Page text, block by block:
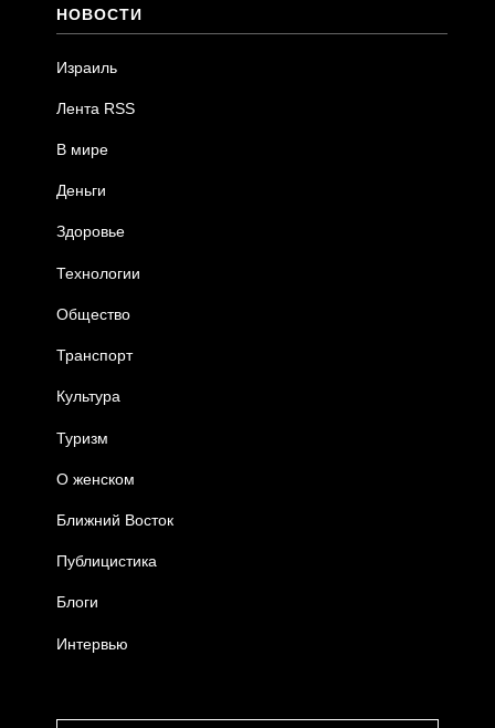
НОВОСТИ
Израиль
Лента RSS
В мире
Деньги
Здоровье
Технологии
Общество
Транспорт
Культура
Туризм
О женском
Ближний Восток
Публицистика
Блоги
Интервью